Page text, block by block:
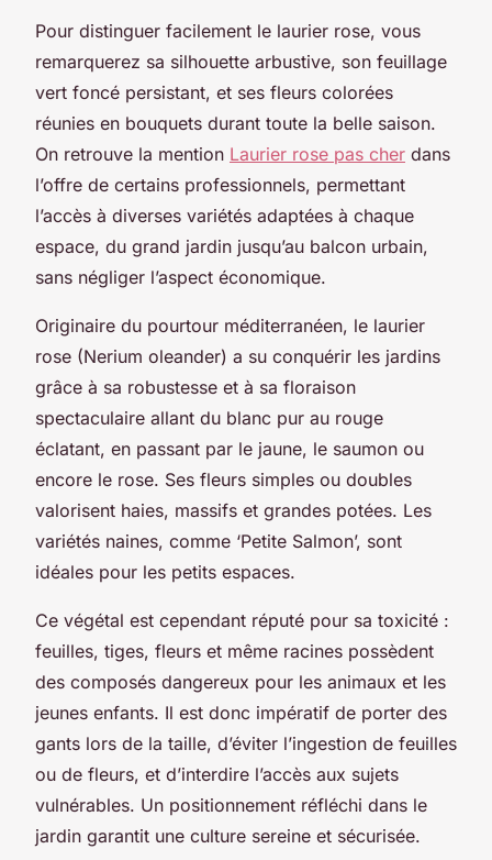
Pour distinguer facilement le laurier rose, vous
remarquerez sa silhouette arbustive, son feuillage
vert foncé persistant, et ses fleurs colorées
réunies en bouquets durant toute la belle saison.
On retrouve la mention Laurier rose pas cher dans
l’offre de certains professionnels, permettant
l’accès à diverses variétés adaptées à chaque
espace, du grand jardin jusqu’au balcon urbain,
sans négliger l’aspect économique.
Originaire du pourtour méditerranéen, le laurier
rose (Nerium oleander) a su conquérir les jardins
grâce à sa robustesse et à sa floraison
spectaculaire allant du blanc pur au rouge
éclatant, en passant par le jaune, le saumon ou
encore le rose. Ses fleurs simples ou doubles
valorisent haies, massifs et grandes potées. Les
variétés naines, comme ‘Petite Salmon’, sont
idéales pour les petits espaces.
Ce végétal est cependant réputé pour sa toxicité :
feuilles, tiges, fleurs et même racines possèdent
des composés dangereux pour les animaux et les
jeunes enfants. Il est donc impératif de porter des
gants lors de la taille, d’éviter l’ingestion de feuilles
ou de fleurs, et d’interdire l’accès aux sujets
vulnérables. Un positionnement réfléchi dans le
jardin garantit une culture sereine et sécurisée.